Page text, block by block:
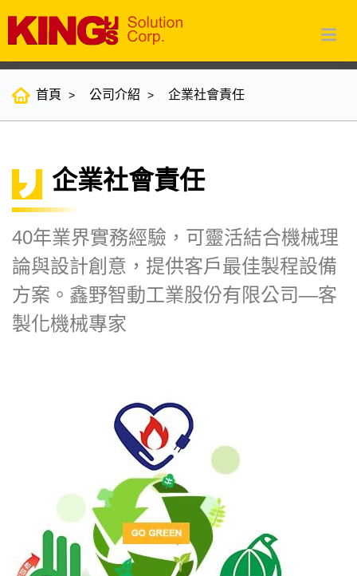
首頁 公司介紹 企業社會責任
企業社會責任
40年業界實務經驗，可靈活結合機械理
論與設計創意，提供客戶最佳製程設備
方案。鑫野智動工業股份有限公司—客
製化機械專家